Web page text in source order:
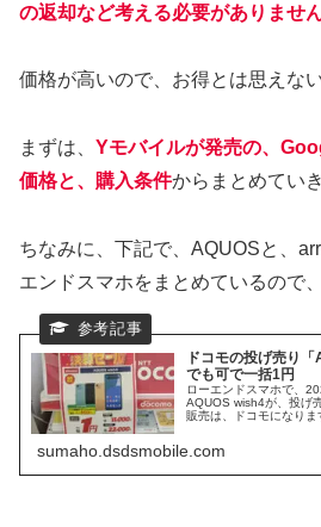
の返却など考える必要がありません
価格が高いので、お得とは思えな
まずは、 Yモバイルが発売の、
価格と、購入条件からまとめてい
ちなみに、下記で、AQUOSと、
エンドスマホをまとめているので
ドコモの投げ売り
でも可で一括1円
ローエンドスマホで、
AQUOS wish4が、投げ
販売は、ドコモになり
そんな事が可能な、
めていきます。
sumaho.dsdsmobile.com